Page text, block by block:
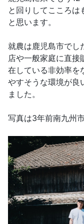
と回りしてこころは
と思います。
就農は鹿児島市でし
店や一般家庭に直接
在している非効率を
やすそうな環境が良
ました。
写真は3年前南九州